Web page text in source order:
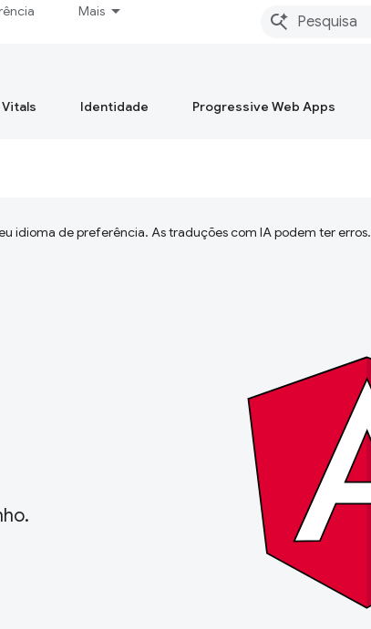
Mais
Identidade Progressive Web Apps
idioma de preferência. As traduções com IA podem ter erros.